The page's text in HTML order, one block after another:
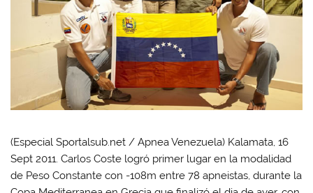
(Especial Sportalsub.net / Apnea Venezuela) Kalamata, 16
Sept 2011. Carlos Coste logró primer lugar en la modalidad
de Peso Constante con -108m entre 78 apneistas, durante la